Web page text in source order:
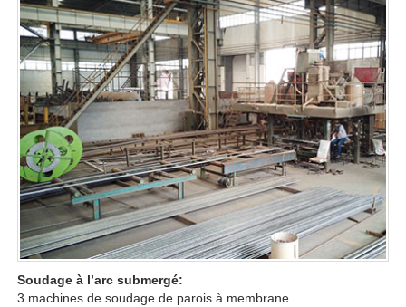
Soudage à l’arc submergé:
3 machines de soudage de parois à membrane